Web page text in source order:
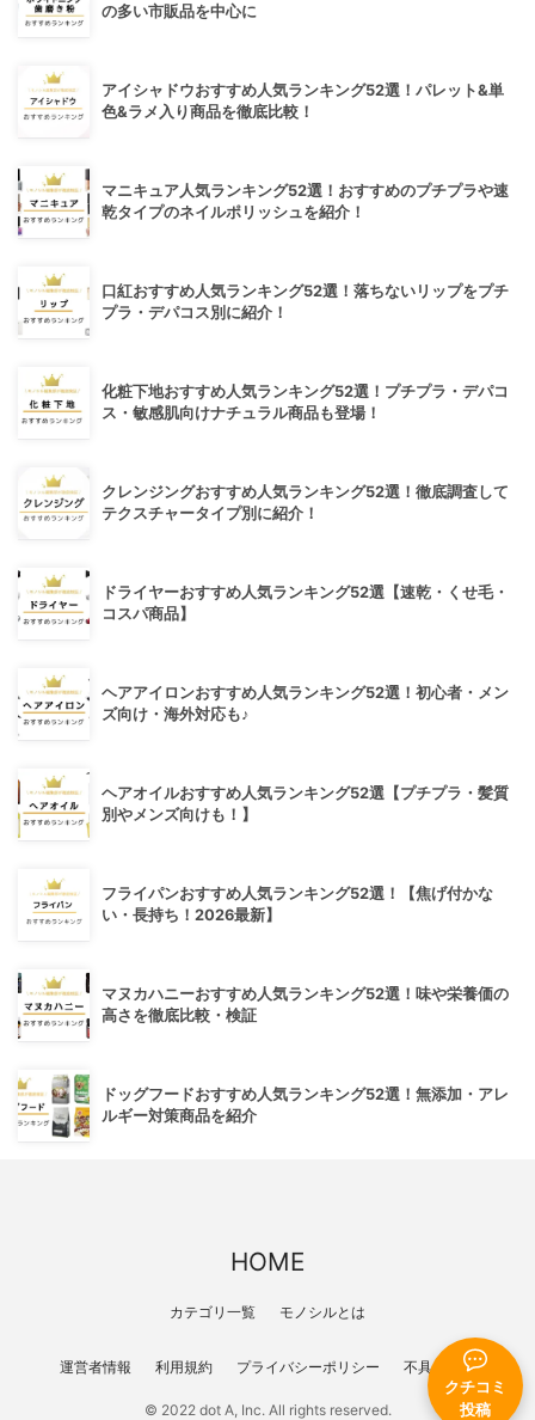
クチコミ
投稿
の多い市販品を中心に
アイシャドウおすすめ人気ランキング52選！パレット&単
色&ラメ入り商品を徹底比較！
マニキュア人気ランキング52選！おすすめのプチプラや速
乾タイプのネイルポリッシュを紹介！
口紅おすすめ人気ランキング52選！落ちないリップをプチ
プラ・デパコス別に紹介！
化粧下地おすすめ人気ランキング52選！プチプラ・デパコ
ス・敏感肌向けナチュラル商品も登場！
クレンジングおすすめ人気ランキング52選！徹底調査して
テクスチャータイプ別に紹介！
ドライヤーおすすめ人気ランキング52選【速乾・くせ毛・
コスパ商品】
ヘアアイロンおすすめ人気ランキング52選！初心者・メン
ズ向け・海外対応も♪
ヘアオイルおすすめ人気ランキング52選【プチプラ・髪質
別やメンズ向けも！】
フライパンおすすめ人気ランキング52選！【焦げ付かな
い・長持ち！2026最新】
マヌカハニーおすすめ人気ランキング52選！味や栄養価の
高さを徹底比較・検証
ドッグフードおすすめ人気ランキング52選！無添加・アレ
ルギー対策商品を紹介
HOME
カテゴリ一覧 モノシルとは
運営者情報 利用規約 プライバシーポリシー 不具合報告
© 2022 dot A, Inc. All rights reserved.